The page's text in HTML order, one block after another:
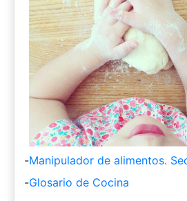
-Manipulador de alimentos.
-Glosario de Cocina